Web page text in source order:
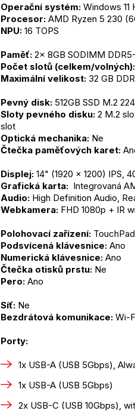
Operační systém: Windows 11
Procesor: AMD Ryzen 5 230
NPU: 16 TOPS
Paměť: 2x 8GB SODIMM
Počet slotů (celkem/volných):
Maximální velikost: 32 GB
Pevný disk: 512GB SSD M.2
Sloty pevného disku: 2 M.2
slot
Optická mechanika: Ne
Čtečka paměťových karet:
Displej: 14" (1920 x 1200) IPS,
Grafická karta: Integrovaná
Audio: High Definition Audio,
Webkamera: FHD 1080p + IR
Polohovací zařízení: TouchPad
Podsvícená klávesnice: Ano
Numerická klávesnice: Ano
Čtečka otisků prstu: Ne
Pero: Ano
Síť: Ne
Bezdrátová komunikace: Wi-
Porty:
1x USB-A (USB 5Gbps),
1x USB-A (USB 5Gbps)
2x USB-C (USB 10Gbps),